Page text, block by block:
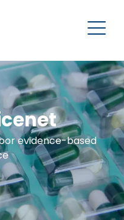
evidence-based